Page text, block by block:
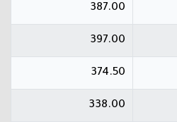
387.00
397.00
374.50
338.00